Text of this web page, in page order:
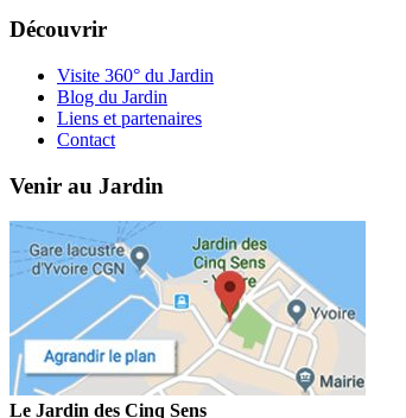
Découvrir
Visite 360° du Jardin
Blog du Jardin
Liens et partenaires
Contact
Venir au Jardin
Le Jardin des Cinq Sens